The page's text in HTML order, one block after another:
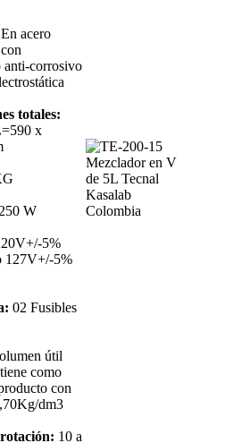
En acero
anti-corrosivo
totales:
x
250 W
5%
127V+/-5%
02 Fusibles
útil
como
con
dm3
10 a